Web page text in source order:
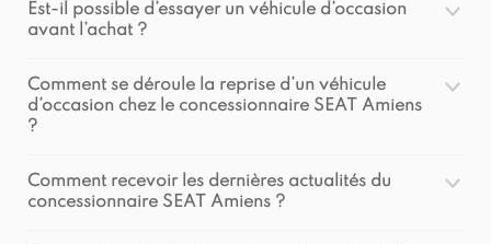
Est-il possible d’essayer un véhicule d’occasion
avant l’achat ?
Comment se déroule la reprise d’un véhicule
d’occasion chez le concessionnaire SEAT Amiens
?
Comment recevoir les dernières actualités du
concessionnaire SEAT Amiens ?